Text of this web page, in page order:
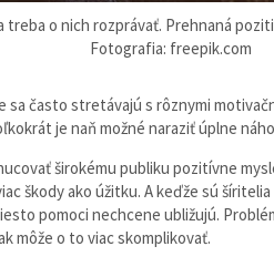
o nich rozprávať. Prehnaná
Fotografia: freepik.com
sa často stretávajú s rôznymi
je naň možné naraziť úplne
širokému publiku pozitívne
škody ako úžitku. A keďže sú
pomoci nechcene ubližujú.
môže o to viac skomplikovať.